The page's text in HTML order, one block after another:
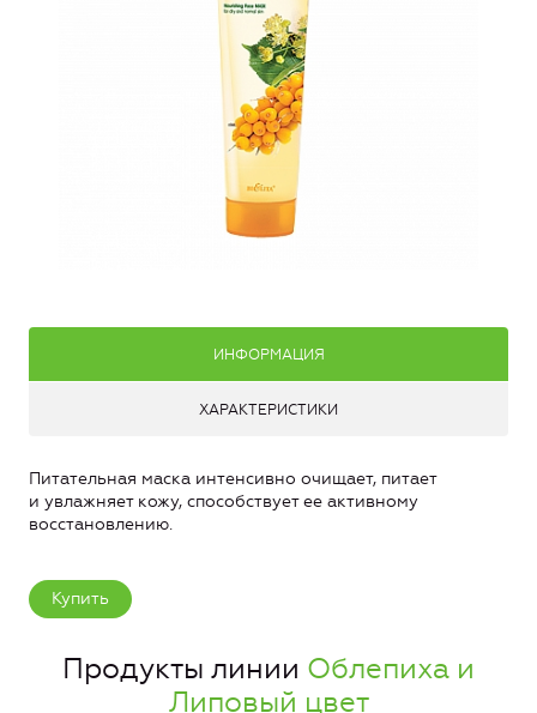
ИНФОРМАЦИЯ
ХАРАКТЕРИСТИКИ
Питательная маска интенсивно очищает, питает
и увлажняет кожу, способствует ее активному
восстановлению.
Купить
Продукты линии Облепиха и
Липовый цвет